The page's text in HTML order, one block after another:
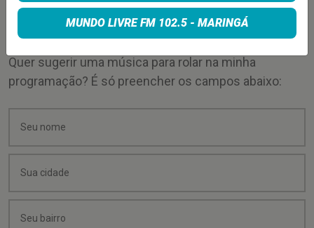
PEÇA SUA MÚSICA
Quer sugerir uma música para rolar na minha
programação? É só preencher os campos abaixo:
MUNDO LIVRE FM 102.5 - MARINGÁ